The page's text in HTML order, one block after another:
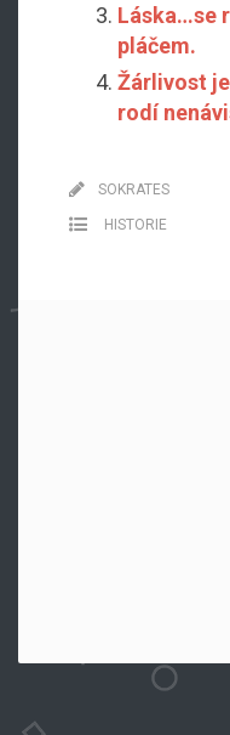
Láska…se
pláčem.
Žárlivost
rodí
SOKRATES
HISTORIE